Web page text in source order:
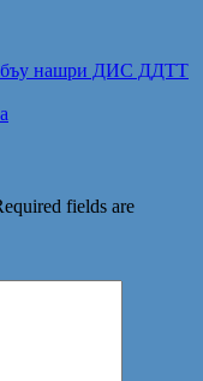
нашри ДИС ДДТТ
fields are